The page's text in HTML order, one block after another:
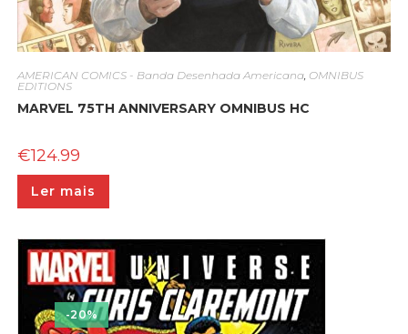
AMERICAN COMICS - Banda Desenhada Americana, OMNIBUS
EDITIONS
MARVEL 75TH ANNIVERSARY OMNIBUS HC
€124.99
Ler mais
-20%